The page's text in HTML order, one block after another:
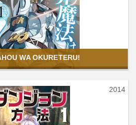
WA OKURETERU!
2014